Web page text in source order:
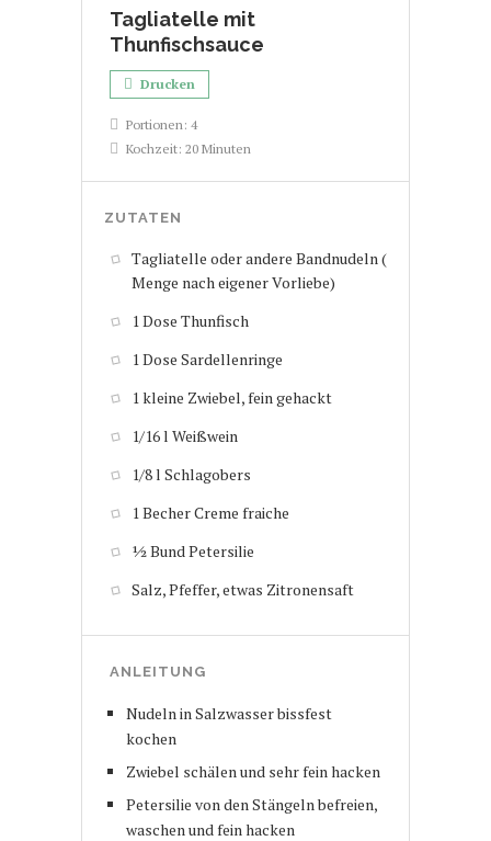
Tagliatelle mit
Thunfischsauce
Drucken
Portionen: 4
Kochzeit: 20 Minuten
ZUTATEN
Tagliatelle oder andere Bandnudeln (
Menge nach eigener Vorliebe)
1 Dose Thunfisch
1 Dose Sardellenringe
1 kleine Zwiebel, fein gehackt
1/16 l Weißwein
1/8 l Schlagobers
1 Becher Creme fraiche
½ Bund Petersilie
Salz, Pfeffer, etwas Zitronensaft
ANLEITUNG
Nudeln in Salzwasser bissfest
kochen
Zwiebel schälen und sehr fein hacken
Petersilie von den Stängeln befreien,
waschen und fein hacken